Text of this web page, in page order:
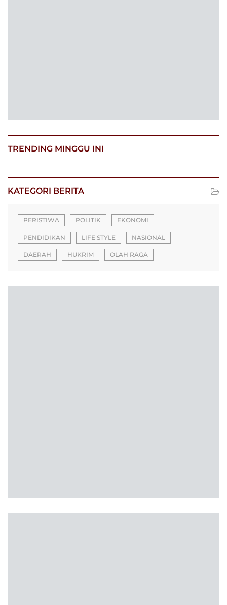
TRENDING MINGGU INI
KATEGORI BERITA
PERISTIWA POLITIK EKONOMI
PENDIDIKAN LIFE STYLE NASIONAL
DAERAH HUKRIM OLAH RAGA